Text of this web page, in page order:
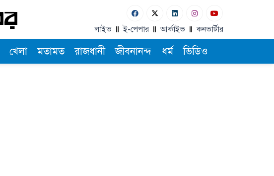
লাইভ ই-পেপার আর্কাইভ কনভার্টার
খেলা মতামত রাজধানী জীবনানন্দ ধর্ম ভিডিও